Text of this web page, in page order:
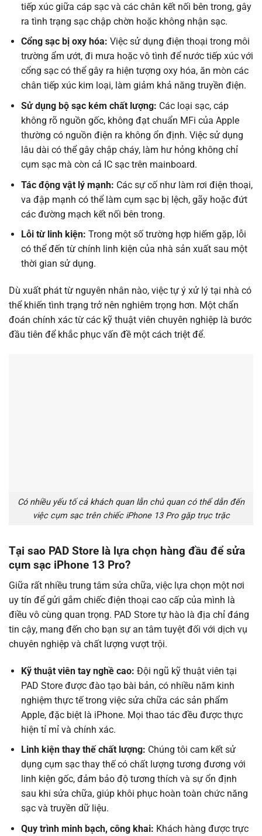
tiếp xúc giữa cáp sạc và các chân kết nối bên trong, gây
ra tình trạng sạc chập chờn hoặc không nhận sạc.
Cổng sạc bị oxy hóa: Việc sử dụng điện thoại trong môi
trường ẩm ướt, đi mưa hoặc vô tình để nước tiếp xúc với
cổng sạc có thể gây ra hiện tượng oxy hóa, ăn mòn các
chân tiếp xúc kim loại, làm giảm khả năng truyền điện.
Sử dụng bộ sạc kém chất lượng: Các loại sạc, cáp
không rõ nguồn gốc, không đạt chuẩn MFi của Apple
thường có nguồn điện ra không ổn định. Việc sử dụng
lâu dài có thể gây chập cháy, làm hư hỏng không chỉ
cụm sạc mà còn cả IC sạc trên mainboard.
Tác động vật lý mạnh: Các sự cố như làm rơi điện thoại,
va đập mạnh có thể làm cụm sạc bị lệch, gãy hoặc đứt
các đường mạch kết nối bên trong.
Lỗi từ linh kiện: Trong một số trường hợp hiếm gặp, lỗi
có thể đến từ chính linh kiện của nhà sản xuất sau một
thời gian sử dụng.
Dù xuất phát từ nguyên nhân nào, việc tự ý xử lý tại nhà có
thể khiến tình trạng trở nên nghiêm trọng hơn. Một chẩn
đoán chính xác từ các kỹ thuật viên chuyên nghiệp là bước
đầu tiên để khắc phục vấn đề một cách triệt để.
Có nhiều yếu tố cả khách quan lẫn chủ quan có thể dẫn đến
việc cụm sạc trên chiếc iPhone 13 Pro gặp trục trặc
Tại sao PAD Store là lựa chọn hàng đầu để sửa
cụm sạc iPhone 13 Pro?
Giữa rất nhiều trung tâm sửa chữa, việc lựa chọn một nơi
uy tín để gửi gắm chiếc điện thoại cao cấp của mình là
điều vô cùng quan trọng. PAD Store tự hào là địa chỉ đáng
tin cậy, mang đến cho bạn sự an tâm tuyệt đối với dịch vụ
chuyên nghiệp và chất lượng vượt trội.
Kỹ thuật viên tay nghề cao: Đội ngũ kỹ thuật viên tại
PAD Store được đào tạo bài bản, có nhiều năm kinh
nghiệm thực tế trong việc sửa chữa các sản phẩm
Apple, đặc biệt là iPhone. Mọi thao tác đều được thực
hiện tỉ mỉ và chính xác.
Linh kiện thay thế chất lượng: Chúng tôi cam kết sử
dụng cụm sạc thay thế có chất lượng tương đương với
linh kiện gốc, đảm bảo độ tương thích và sự ổn định
sau khi sửa chữa, giúp khôi phục hoàn toàn chức năng
sạc và truyền dữ liệu.
Quy trình minh bạch, công khai: Khách hàng được trực